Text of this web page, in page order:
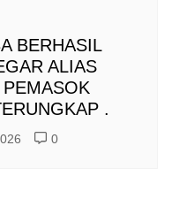
BERHASIL
ALIAS
.
0